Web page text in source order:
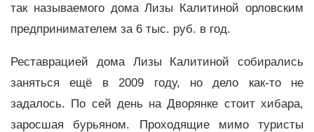
так называемого дома Лизы Калитиной орловским
предпринимателем за 6 тыс. руб. в год.
Реставрацией дома Лизы Калитиной собирались
заняться ещё в 2009 году, но дело как-то не
задалось. По сей день на Дворянке стоит хибара,
заросшая бурьяном. Проходящие мимо туристы